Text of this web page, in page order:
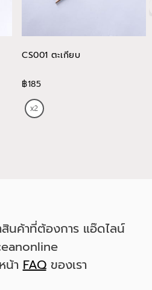
CS001 ตะเกียบ
฿185
นค้าที่ต้องการ แอ๊ดไลน์
น้าFAQของเรา